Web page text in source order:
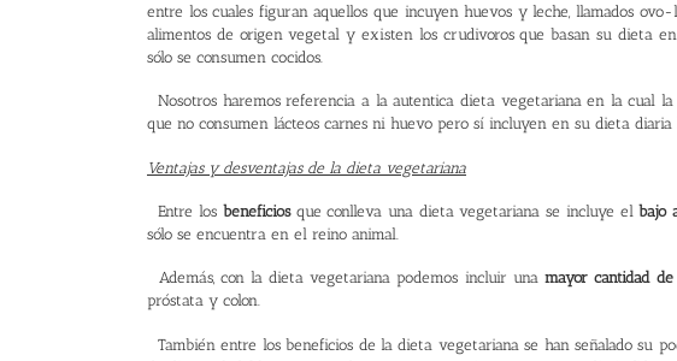
entre los cuales figuran aquellos que incuyen huevos y leche, llamados
alimentos de origen vegetal y existen los crudivoros que basan su dieta
sólo se consumen cocidos.
Nosotros haremos referencia a la autentica dieta vegetarianaen la cual la
que no consumen lácteos carnes ni huevo pero sí incluyen en su dieta diaria
Ventajas y desventajas de la dieta vegetariana
Entre los beneficiosque conlleva una dieta vegetariana se incluye elbajo
sólo se encuentra en el reino animal.
Además, con la dieta vegetariana podemos incluir unamayor cantidad
próstata y colon.
También entre losbeneficios de la dieta vegetariana se han señalado su